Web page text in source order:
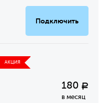
Подключить
АКЦИЯ
180 Р
в месяц